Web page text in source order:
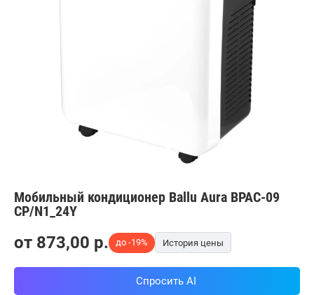
Мобильный кондиционер Ballu Aura BPAC-09
CP/N1_24Y
от 873,00 p. до -19% История цены
Спросить AI